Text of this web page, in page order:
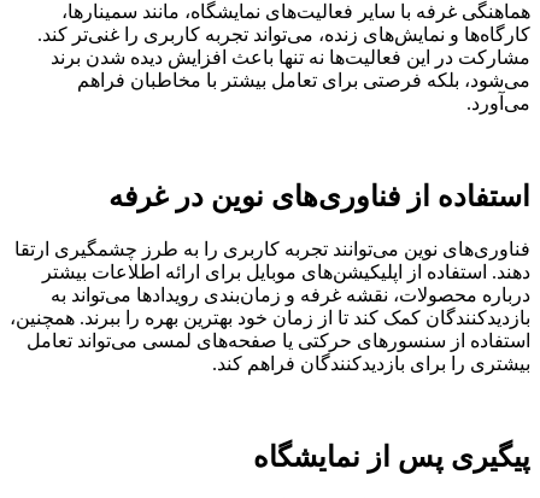
هماهنگی غرفه با سایر فعالیت‌های نمایشگاه، مانند سمینارها،
کارگاه‌ها و نمایش‌های زنده، می‌تواند تجربه کاربری را غنی‌تر کند.
مشارکت در این فعالیت‌ها نه تنها باعث افزایش دیده شدن برند
می‌شود، بلکه فرصتی برای تعامل بیشتر با مخاطبان فراهم
می‌آورد.
استفاده از فناوری‌های نوین در غرفه
فناوری‌های نوین می‌توانند تجربه کاربری را به طرز چشمگیری ارتقا
دهند. استفاده از اپلیکیشن‌های موبایل برای ارائه اطلاعات بیشتر
درباره محصولات، نقشه غرفه و زمان‌بندی رویدادها می‌تواند به
بازدیدکنندگان کمک کند تا از زمان خود بهترین بهره را ببرند. همچنین،
استفاده از سنسورهای حرکتی یا صفحه‌های لمسی می‌تواند تعامل
بیشتری را برای بازدیدکنندگان فراهم کند.
پیگیری پس از نمایشگاه